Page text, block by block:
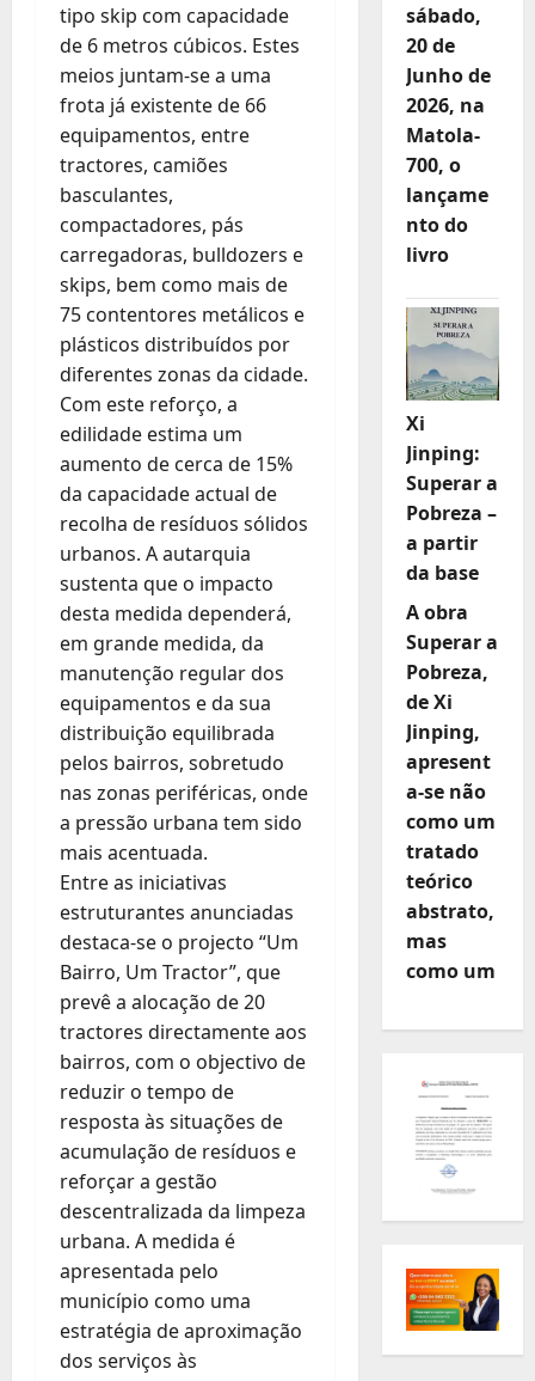
tipo skip com capacidade
de 6 metros cúbicos. Estes
meios juntam-se a uma
frota já existente de 66
equipamentos, entre
tractores, camiões
basculantes,
compactadores, pás
carregadoras, bulldozers e
skips, bem como mais de
75 contentores metálicos e
plásticos distribuídos por
diferentes zonas da cidade.
Com este reforço, a
edilidade estima um
aumento de cerca de 15%
da capacidade actual de
recolha de resíduos sólidos
urbanos. A autarquia
sustenta que o impacto
desta medida dependerá,
em grande medida, da
manutenção regular dos
equipamentos e da sua
distribuição equilibrada
pelos bairros, sobretudo
nas zonas periféricas, onde
a pressão urbana tem sido
mais acentuada.
Entre as iniciativas
estruturantes anunciadas
destaca-se o projecto “Um
Bairro, Um Tractor”, que
prevê a alocação de 20
tractores directamente aos
bairros, com o objectivo de
reduzir o tempo de
resposta às situações de
acumulação de resíduos e
reforçar a gestão
descentralizada da limpeza
urbana. A medida é
apresentada pelo
município como uma
estratégia de aproximação
dos serviços às
sábado,
20 de
Junho de
2026, na
Matola-
700, o
lançame
nto do
livro
Xi
Jinping:
Superar a
Pobreza –
a partir
da base
A obra
Superar a
Pobreza,
de Xi
Jinping,
apresent
a-se não
como um
tratado
teórico
abstrato,
mas
como um